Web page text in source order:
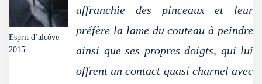
Esprit d’alcôve –
2015
affranchie des pinceaux et leur
préfère la lame du couteau à peindre
ainsi que ses propres doigts, qui lui
offrent un contact quasi charnel avec